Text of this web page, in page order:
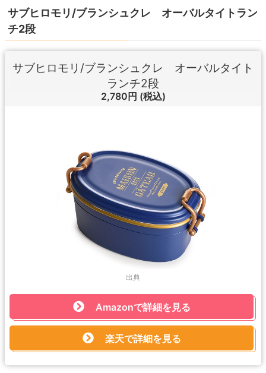
サブヒロモリ/ブランシュクレ オーバルタイトラン
チ2段
サブヒロモリ/ブランシュクレ オーバルタイト
ランチ2段
2,780円 (税込)
出典
Amazonで詳細を見る
楽天で詳細を見る